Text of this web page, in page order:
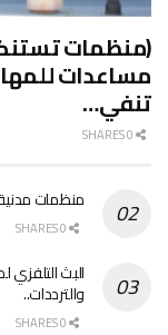
(منظمات
مساعدات
تنفي…
منظمات
البث
والترددات..